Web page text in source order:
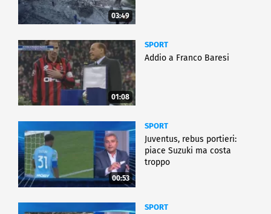
03:49
01:08
SPORT
Addio a Franco Baresi
00:53
SPORT
Juventus, rebus portieri:
piace Suzuki ma costa
troppo
SPORT